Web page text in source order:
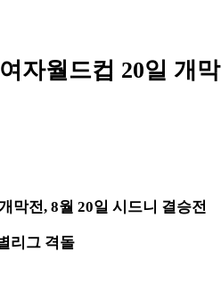
자월드컵 20일 개막
막전, 8월 20일 시드니 결승전
리그 격돌